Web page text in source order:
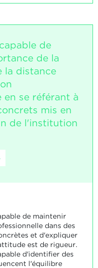
de
de la
la distance
en se référant à
mis en
de l'institution
de maintenir
dans des
et d'expliquer
est de rigueur.
d'identifier des
l'équilibre